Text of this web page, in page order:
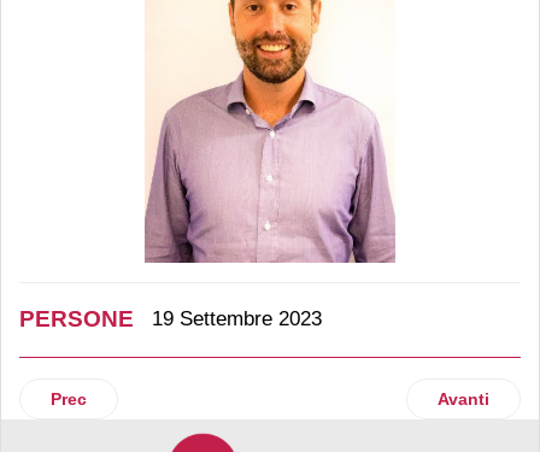
PERSONE 19 Settembre 2023
Articolo precedente: D.It: Marida Di Lembo nominata
Prec Articolo
Avanti